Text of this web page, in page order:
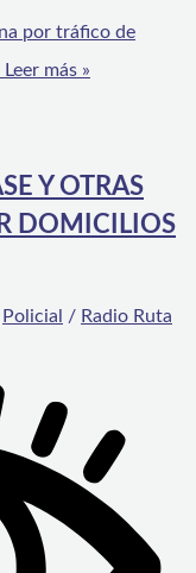
por tráfico de
Leer más »
Y OTRAS
DOMICILIOS
Policial / Radio Ruta